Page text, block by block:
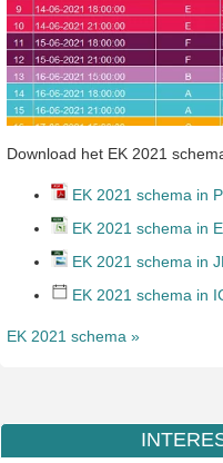
Download het EK 2021
EK 2021 schema in
EK 2021 schema in
EK 2021 schema in
EK 2021 schema in
EK 2021 schema »